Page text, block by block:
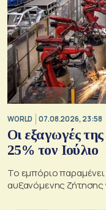
WORLD 07.08.2026, 23:58
Οι εξαγωγές
25% τον Ιούλιο
Το εμπόριο παραμένει
αυξανόμενης ζήτησης